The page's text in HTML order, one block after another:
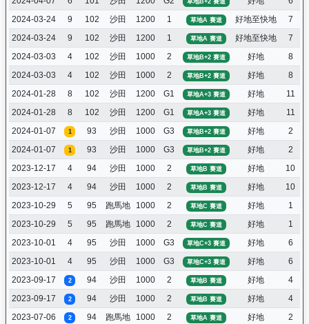
2024-03-24
9 102 沙田 1200 1 草地A 賽道 好地至快地 7
2024-03-24
9 102 沙田 1200 1 草地A 賽道 好地至快地 7
2024-03-03
4 102 沙田 1000 2 草地B+2 賽道 好地 8
2024-03-03
4 102 沙田 1000 2 草地B+2 賽道 好地 8
2024-01-28
8 102 沙田 1200 G1 草地A+3 賽道 好地 11
2024-01-28
8 102 沙田 1200 G1 草地A+3 賽道 好地 11
2024-01-07
1 93 沙田 1000 G3 草地B+2 賽道 好地 2
2024-01-07
1 93 沙田 1000 G3 草地B+2 賽道 好地 2
2023-12-17
4 94 沙田 1000 2 草地B 賽道 好地 10
2023-12-17
4 94 沙田 1000 2 草地B 賽道 好地 10
2023-10-29
5 95 跑馬地 1000 2 草地C 賽道 好地 1
2023-10-29
5 95 跑馬地 1000 2 草地C 賽道 好地 1
2023-10-01
4 95 沙田 1000 G3 草地C+3 賽道 好地 6
2023-10-01
4 95 沙田 1000 G3 草地C+3 賽道 好地 6
2023-09-17
2 94 沙田 1000 2 草地B 賽道 好地 4
2023-09-17
2 94 沙田 1000 2 草地B 賽道 好地 4
2023-07-06
2 94 跑馬地 1000 2 草地A 賽道 好地 2